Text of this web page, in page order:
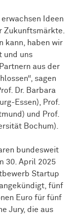
erwachsen Ideen
Zukunftsmärkte.
kann, haben wir
und uns
aus der
sagen
Dr. Barbara
Essen), Prof.
und Prof.
Bochum).
bundesweit
30. April 2025
Startup
fünf
Euro für fünf
Jury, die aus